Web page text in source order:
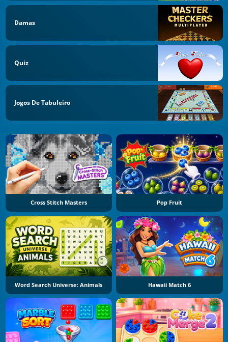
Damas
Quiz
Jogos De Tabuleiro
Cross Stitch Masters Pop Fruit
Word Search Universe: Animals Hawaii Match 6